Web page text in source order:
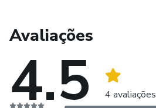
Avaliações
4.5 4 avaliações